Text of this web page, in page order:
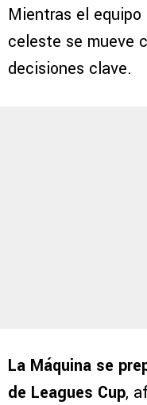
Mientras el
celeste se mueve
decisiones clave.
La Máquina se
de Leagues Cup,